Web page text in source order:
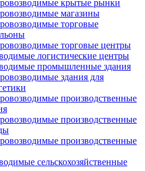
крытые рынки
магазины
торговые
торговые центры
логистические центры
промышленные здания
здания для
производственные
производственные
производственные
сельскохозяйственные